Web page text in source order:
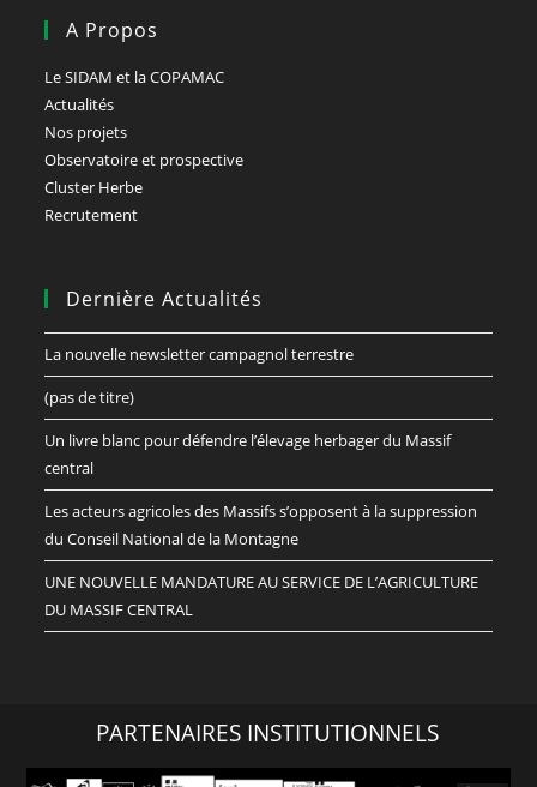
A Propos
Le SIDAM et la COPAMAC
Actualités
Nos projets
Observatoire et prospective
Cluster Herbe
Recrutement
Dernière Actualités
La nouvelle newsletter campagnol terrestre
(pas de titre)
Un livre blanc pour défendre l’élevage herbager du Massif
central
Les acteurs agricoles des Massifs s’opposent à la suppression
du Conseil National de la Montagne
UNE NOUVELLE MANDATURE AU SERVICE DE L’AGRICULTURE
DU MASSIF CENTRAL
PARTENAIRES INSTITUTIONNELS